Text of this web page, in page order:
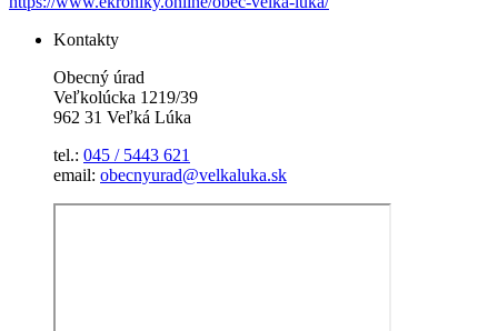
Kontakty
Obecný úrad
Veľkolúcka 1219/39
962 31 Veľká Lúka
tel.: 045 / 5443 621
email: obecnyurad@velkaluka.sk